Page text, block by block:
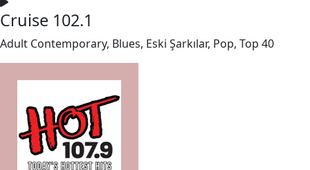
Cruise 102.1
Adult Contemporary, Blues, Eski Şarkılar, Pop, Top 40